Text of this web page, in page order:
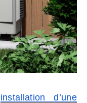
installation d’une